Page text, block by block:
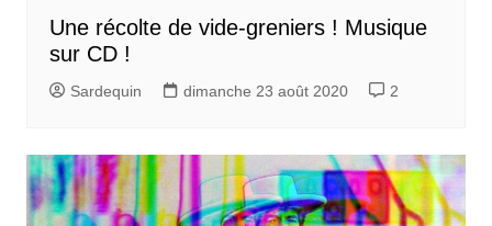
Une récolte de vide-greniers ! Musique
sur CD !
Sardequin dimanche 23 août 2020 2